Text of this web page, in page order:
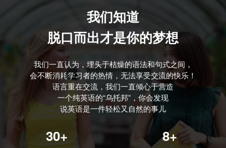
我们知道
脱口而出才是你的梦想
我们一直认为，埋头于枯燥的语法和句式之间，
会不断消耗学习者的热情，无法享受交流的快乐！
语言重在交流，我们一直倾心于营造
一个纯英语的“乌托邦”，你会发现
说英语是一件轻松又自然的事儿
30+ 8+